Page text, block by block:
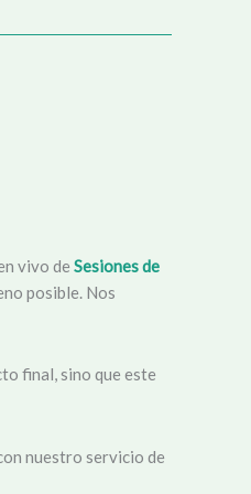
vivo de Sesiones de
posible. Nos
final, sino que este
nuestro servicio de